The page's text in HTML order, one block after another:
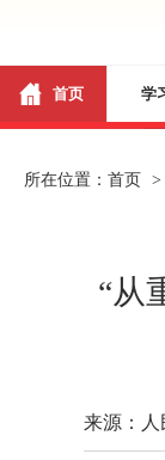
首页 学
所在位置： 首页 >
“从
来源：人